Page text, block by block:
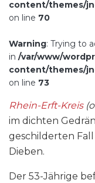
content/themes/
on line 70
Warning: Trying to
in /var/www/
content/themes/
on line 73
Rhein-Erft-Kreis
im dichten
geschilderten
Dieben.
Der 53-Jährige